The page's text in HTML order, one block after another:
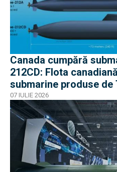
Canada cumpără
212CD: Flota
submarine produse de
07 IULIE 2026